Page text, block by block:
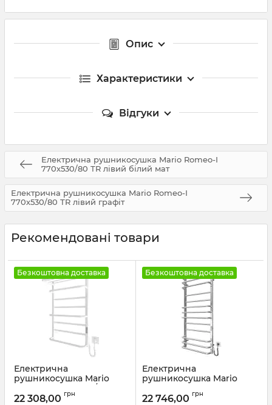
Опис
Характеристики
Відгуки
Електрична рушникосушка Mario Romeo-І
770х530/80 ТR лівий білий мат
Електрична рушникосушка Mario Romeo-І
770х530/80 ТR лівий графіт
Рекомендовані товари
Безкоштовна доставка
Електрична
рушникосушка Mario
Люксор-I 800х500/290 TR
К білий мат
22 308,00 грн
Безкоштовна доставка
Електрична
рушникосушка Mario
1100х500/170 TR К
22 746,00 грн